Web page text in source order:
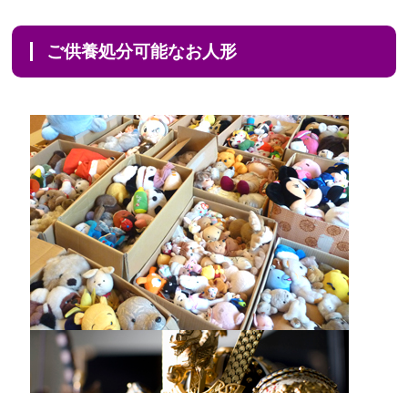
ご供養処分可能なお人形